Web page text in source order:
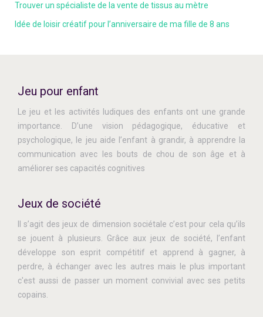
Trouver un spécialiste de la vente de tissus au mètre
Idée de loisir créatif pour l’anniversaire de ma fille de 8 ans
Jeu pour enfant
Le jeu et les activités ludiques des enfants ont une grande
importance. D’une vision pédagogique, éducative et
psychologique, le jeu aide l’enfant à grandir, à apprendre la
communication avec les bouts de chou de son âge et à
améliorer ses capacités cognitives
Jeux de société
Il s’agit des jeux de dimension sociétale c’est pour cela qu’ils
se jouent à plusieurs. Grâce aux jeux de société, l’enfant
développe son esprit compétitif et apprend à gagner, à
perdre, à échanger avec les autres mais le plus important
c'est aussi de passer un moment convivial avec ses petits
copains.